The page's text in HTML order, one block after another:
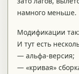
намного меньше.
Модификации
И тут есть
— альфа-версия;
— «кривая»